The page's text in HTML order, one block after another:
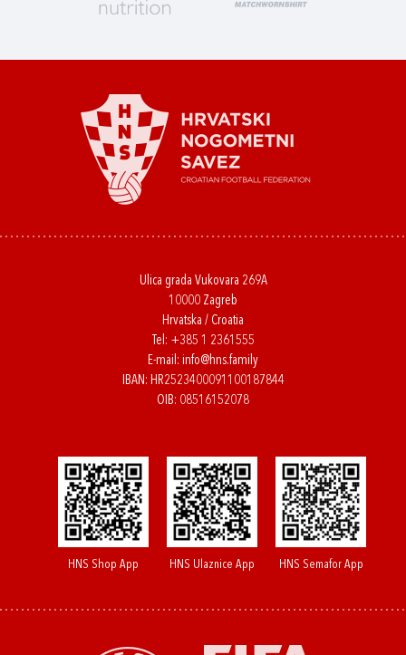
Ulica grada Vukovara 269A
10000 Zagreb
Hrvatska / Croatia
Tel: +385 1 2361555
E-mail: info@hns.family
IBAN: HR2523400091100187844
OIB: 08516152078
HNS Shop App HNS Ulaznice App HNS Semafor App